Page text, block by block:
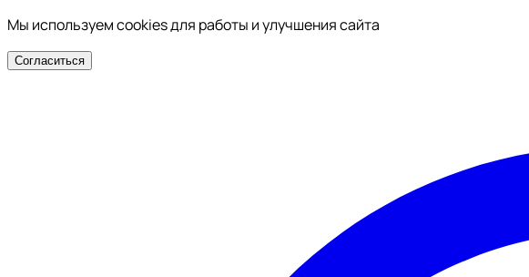
Мы используем cookies для работы и улучшения сайта
Согласиться